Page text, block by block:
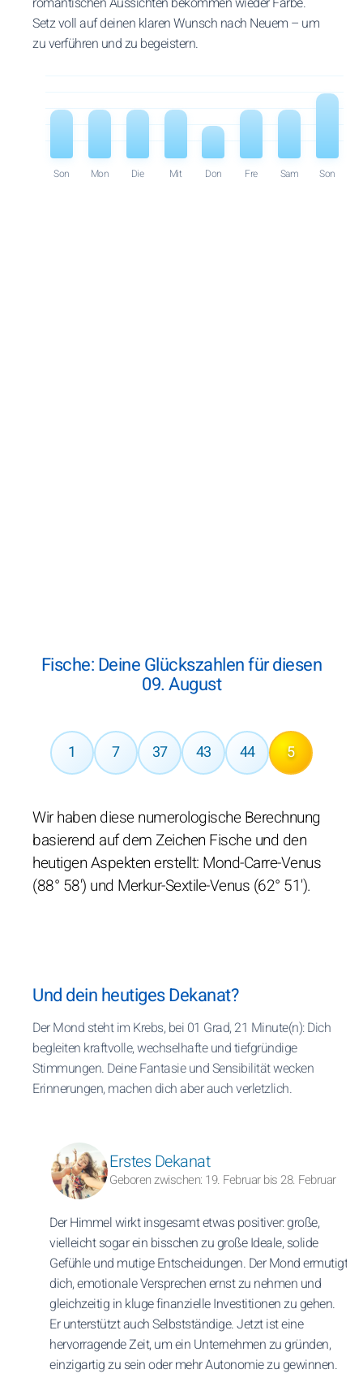
Setz voll auf deinen klaren Wunsch nach Neuem – um
zu verführen und zu begeistern.
Son Mon Die Mit Don Fre Sam Son
Fische: Deine Glückszahlen für diesen
09. August
1 7 37 43 44 5
Wir haben diese numerologische Berechnung
basierend auf dem Zeichen Fische und den
heutigen Aspekten erstellt: Mond-Carre-Venus
(88° 58') und Merkur-Sextile-Venus (62° 51').
Und dein heutiges Dekanat?
Der Mond steht im Krebs, bei 01 Grad, 21 Minute(n): Dich
begleiten kraftvolle, wechselhafte und tiefgründige
Stimmungen. Deine Fantasie und Sensibilität wecken
Erinnerungen, machen dich aber auch verletzlich.
Erstes Dekanat
Geboren zwischen: 19. Februar bis 28. Februar
Der Himmel wirkt insgesamt etwas positiver: große,
vielleicht sogar ein bisschen zu große Ideale, solide
Gefühle und mutige Entscheidungen. Der Mond ermutigt
dich, emotionale Versprechen ernst zu nehmen und
gleichzeitig in kluge finanzielle Investitionen zu gehen.
Er unterstützt auch Selbstständige. Jetzt ist eine
hervorragende Zeit, um ein Unternehmen zu gründen,
einzigartig zu sein oder mehr Autonomie zu gewinnen.